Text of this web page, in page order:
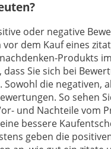
oder negative
dem Kauf eines
Produkts
dass Sie sich bei
Sowohl die negativen,
So sehen
und Nachteile vom
bessere
geben die